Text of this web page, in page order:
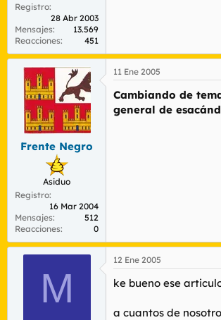
Registro
28 Abr 2003
Mensajes
13.569
Reacciones
451
Frente Negro
Asiduo
Registro
16 Mar 2004
Mensajes
512
Reacciones
0
11 Ene 2005
Cambiando de
general de
M
12 Ene 2005
ke bueno ese
a cuantos de